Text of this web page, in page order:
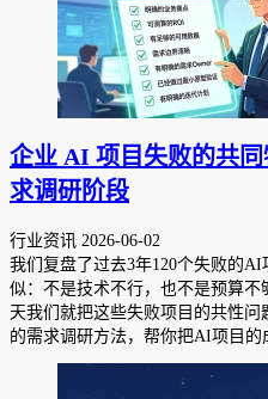
企业 AI 项目失败的共
求调研阶段
行业资讯 2026-06-02
我们复盘了过去3年120个失败的
似：不是技术不行，也不是预算
天我们就把这些失败项目的共性
的需求调研方法，帮你把AI项目的